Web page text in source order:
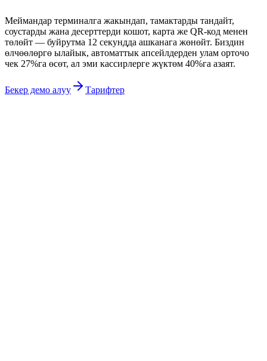
Меймандар терминалга жакындап, тамактарды тандайт,
соустарды жана десерттерди кошот, карта же QR-код менен
төлөйт — буйрутма 12 секундда ашканага жөнөйт. Биздин
өлчөөлөргө ылайык, автоматтык апсейлдерден улам орточо
чек 27%га өсөт, ал эми кассирлерге жүктөм 40%га азаят.
Бекер демо алуу Тарифтер